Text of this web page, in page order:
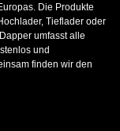
Die Produkte
Tieflader oder
umfasst alle
und
finden wir den